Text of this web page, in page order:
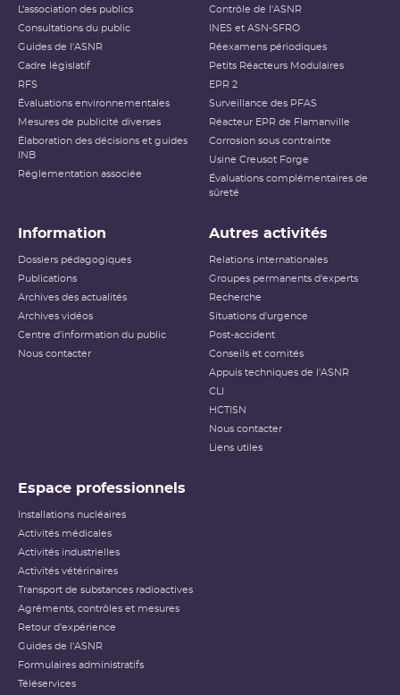
L’association des publics
Consultations du public
Guides de l'ASNR
Cadre législatif
RFS
Évaluations environnementales
Mesures de publicité diverses
Élaboration des décisions et guides
INB
Réglementation associée
Contrôle de l'ASNR
INES et ASN-SFRO
Réexamens périodiques
Petits Réacteurs Modulaires
EPR 2
Surveillance des PFAS
Réacteur EPR de Flamanville
Corrosion sous contrainte
Usine Creusot Forge
Évaluations complémentaires de
sûreté
Information
Dossiers pédagogiques
Publications
Archives des actualités
Archives vidéos
Centre d'information du public
Nous contacter
Autres activités
Relations internationales
Groupes permanents d'experts
Recherche
Situations d'urgence
Post-accident
Conseils et comités
Appuis techniques de l'ASNR
CLI
HCTISN
Nous contacter
Liens utiles
Espace professionnels
Installations nucléaires
Activités médicales
Activités industrielles
Activités vétérinaires
Transport de substances radioactives
Agréments, contrôles et mesures
Retour d'expérience
Guides de l'ASNR
Formulaires administratifs
Téléservices